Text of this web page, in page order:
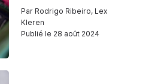
Par Rodrigo Ribeiro, Lex
Kleren
Publié le 28 août 2024